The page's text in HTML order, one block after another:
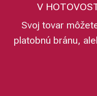
V
Svoj tovar
platobnú bránu,